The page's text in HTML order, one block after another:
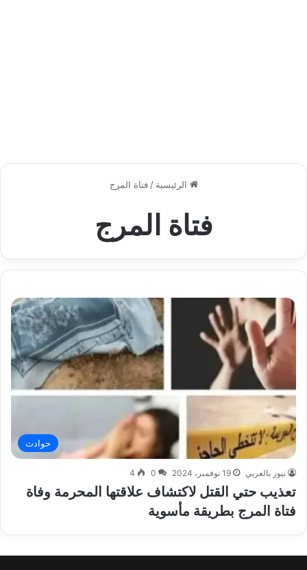
الرئيسية / فتاة المرج
فتاة المرج
حوادث
نيوز بالعربي 19 نوفمبر، 2024 0
4
تعذيب حتي القتل لاكتشاف علاقتها المحرمة وفاة
فتاة المرج بطريقة مأسوية